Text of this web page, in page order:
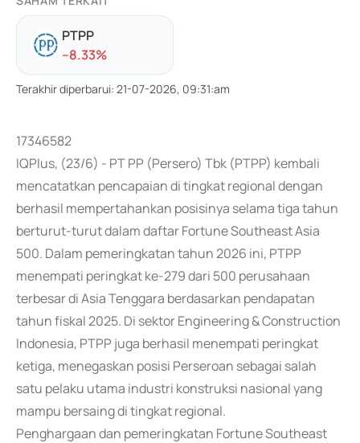
PTPP
--8.33%
Terakhir diperbarui: 21-07-2026, 09:31:am
17346582
IQPlus, (23/6) - PT PP (Persero) Tbk (PTPP) kembali
mencatatkan pencapaian di tingkat regional dengan
berhasil mempertahankan posisinya selama tiga tahun
berturut-turut dalam daftar Fortune Southeast Asia
500. Dalam pemeringkatan tahun 2026 ini, PTPP
menempati peringkat ke-279 dari 500 perusahaan
terbesar di Asia Tenggara berdasarkan pendapatan
tahun fiskal 2025. Di sektor Engineering & Construction
Indonesia, PTPP juga berhasil menempati peringkat
ketiga, menegaskan posisi Perseroan sebagai salah
satu pelaku utama industri konstruksi nasional yang
mampu bersaing di tingkat regional.
Penghargaan dan pemeringkatan Fortune Southeast